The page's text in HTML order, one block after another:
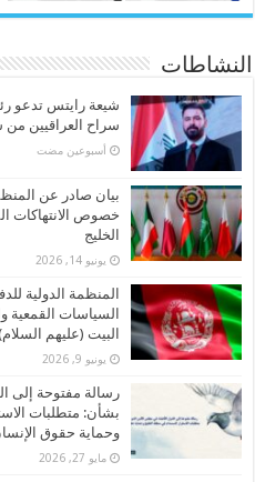
النشاطات
شيعة رايتس تدعو
سراح العراقيين
‏أسبوعين مضت
بيان صادر عن
خصوص الانتهاكات
الخليج
يونيو 14, 2026
المنظمة الدولية
السياسات القمعية
البيت (عليهم
يونيو 9, 2026
رسالة مفتوحة إلى
بشأن: متطلبات
وحماية حقوق
مايو 27, 2026